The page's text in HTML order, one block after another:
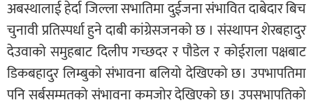
अबस्थालाई हेर्दा जिल्ला सभातिमा दुईजना संभावित दाबेदार बिच
चुनावी प्रतिस्पर्धा हुने दाबी कांग्रेसजनको छ । संस्थापन शेरबहादुर
देउवाको समुहबाट दिलीप गच्छदर र पौडेल र कोईराला पक्षबाट
डिकबहादुर लिम्बुको संभावना बलियो देखिएको छ। उपभापतिमा
पनि सर्बसम्मतको संभावना कमजोर देखिएको छ। उपसभापतिको